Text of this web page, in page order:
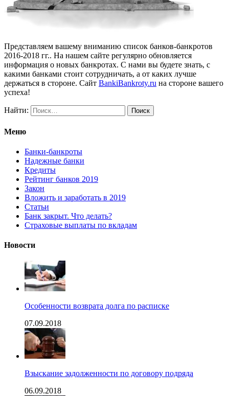
Представляем вашему вниманию список банков-банкротов
2016-2018 гг.. На нашем сайте регулярно обновляется
информация о новых банкротах. С нами вы будете знать, с
какими банками стоит сотрудничать, а от каких лучше
держаться в стороне. Сайт BankiBankroty.ru на стороне вашего
успеха!
Найти:
Меню
Банки-банкроты
Надежные банки
Кредиты
Рейтинг банков 2019
Закон
Вложить и заработать в 2019
Статьи
Банк закрыт. Что делать?
Страховые выплаты по вкладам
Новости
Особенности возврата долга по расписке
07.09.2018
Взыскание задолженности по договору подряда
06.09.2018